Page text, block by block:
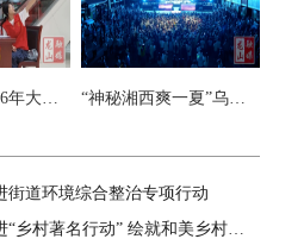
团县委开展2026年大学生暑期系列实践活动 “神秘湘西爽一夏”乌龙山首届洞穴摇滚音乐会唱响飞虎洞
街道环境综合整治专项行动
里耶镇扎实推进“乡村著名行动” 绘就和美乡村新画卷